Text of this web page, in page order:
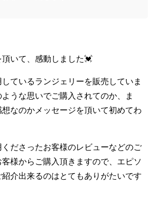
いて、感動しました💓
ているランジェリーを販売していま
うな思いでご購入されてのか、ま
なのかメッセージを頂いて初めてわ
ださったお客様のレビューなどのご
様からご購入頂きますので、エピソ
介出来るのはとてもありがたいです